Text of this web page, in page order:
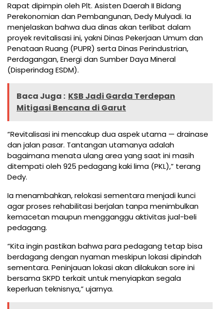
Rapat dipimpin oleh Plt. Asisten Daerah II Bidang
Perekonomian dan Pembangunan, Dedy Mulyadi. Ia
menjelaskan bahwa dua dinas akan terlibat dalam
proyek revitalisasi ini, yakni Dinas Pekerjaan Umum dan
Penataan Ruang (PUPR) serta Dinas Perindustrian,
Perdagangan, Energi dan Sumber Daya Mineral
(Disperindag ESDM).
Baca Juga : KSB Jadi Garda Terdepan
Mitigasi Bencana di Garut
“Revitalisasi ini mencakup dua aspek utama — drainase
dan jalan pasar. Tantangan utamanya adalah
bagaimana menata ulang area yang saat ini masih
ditempati oleh 925 pedagang kaki lima (PKL),” terang
Dedy.
Ia menambahkan, relokasi sementara menjadi kunci
agar proses rehabilitasi berjalan tanpa menimbulkan
kemacetan maupun mengganggu aktivitas jual-beli
pedagang.
“Kita ingin pastikan bahwa para pedagang tetap bisa
berdagang dengan nyaman meskipun lokasi dipindah
sementara. Peninjauan lokasi akan dilakukan sore ini
bersama SKPD terkait untuk menyiapkan segala
keperluan teknisnya,” ujarnya.